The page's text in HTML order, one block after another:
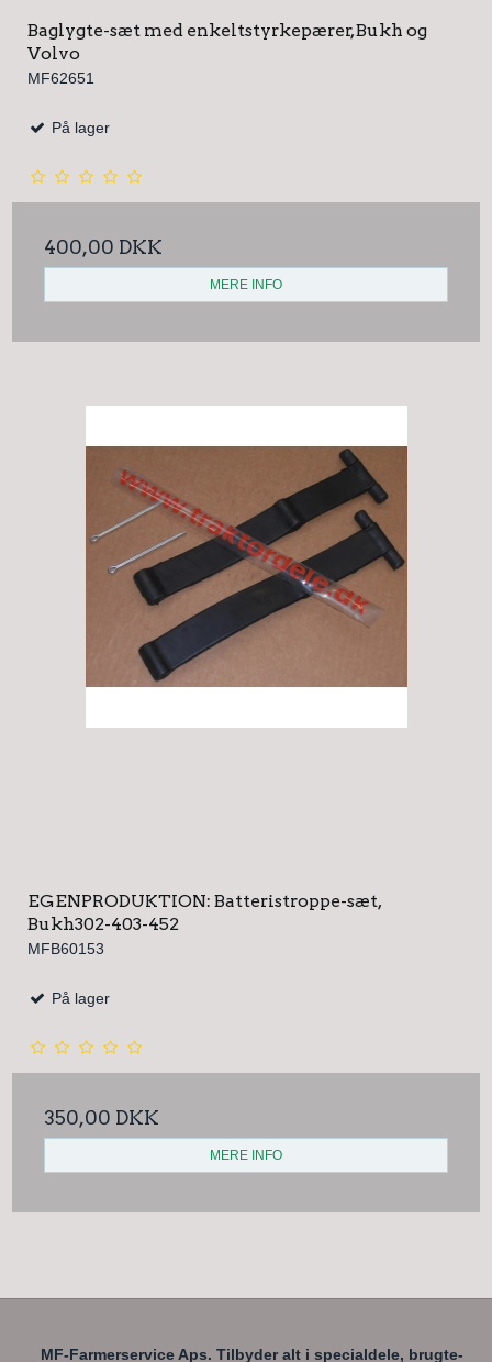
Baglygte-sæt med enkeltstyrkepærer, Bukh og
Volvo
MF62651
På lager
400,00 DKK
MERE INFO
EGENPRODUKTION: Batteristroppe-sæt,
Bukh302-403-452
MFB60153
På lager
350,00 DKK
MERE INFO
MF-Farmerservice Aps. Tilbyder alt i specialdele, brugte-